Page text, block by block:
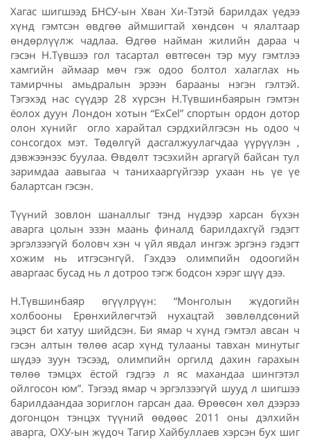
Хагас шигшээд БНСУ-ын Хван Хи-Тэтэй барилдах үедээ
хүнд гэмтсэн өвдгөө аймшигтай хөндсөн ч ялалтаар
өндөрлүүлж чадлаа. Өдгөө найман жилийн дараа ч
гэсэн Н.Түвшээ гол тасартал өвтгөсөн тэр муу гэмтлээ
хамгийн аймаар мөч гэж одоо болтол халаглах нь
тамирчны амьдралын эрээн барааны нэгэн гэлтэй.
Тэгэхэд нас сүүдэр 28 хүрсэн Н.Түвшинбаярын гэмтэн
ёолох дуун Лондон хотын “ExCel” спортын ордон дотор
олон хүнийг огло харайтал сэрдхийлгэсэн нь одоо ч
сонсогдох мэт. Төдөлгүй дасгалжуулагчдаа үүрүүлэн ,
дэвжээнээс буулаа. Өвдөлт тэсэхийн аргагүй байсан тул
заримдаа аавыгаа ч танихааргүйгээр ухаан нь үе үе
балартсан гэсэн.
Түүний зовлон шаналлыг тэнд нүдээр харсан бүхэн
аварга цолын эзэн маань финалд барилдахгүй гэдэгт
эргэлзээгүй боловч хэн ч үйл явдал ингэж эргэнэ гэдэгт
хожим нь итгэсэнгүй. Гэхдээ олимпийн одоогийн
аваргаас бусад нь л дотроо тэгж бодсон хэрэг шүү дээ.
Н.Түвшинбаяр өгүүлрүүн: “Монголын жүдогийн
холбооны Ерөнхийлөгчтэй нухацтай зөвлөлдсөний
эцэст би хатуу шийдсэн. Би ямар ч хүнд гэмтэл авсан ч
гэсэн алтын төлөө асар хүнд тулааны тавхан минутыг
шүдээ зуун тэсээд, олимпийн оргилд дахин гарахын
төлөө тэмцэх ёстой гэдгээ л яс махандаа шингэтэл
ойлгосон юм”. Тэгээд ямар ч эргэлзээгүй шууд л шигшээ
барилдаандаа зориглон гарсан даа. Өрөөсөн хөл дээрээ
догонцон тэнцэх түүний өөдөөс 2011 оны дэлхийн
аварга, ОХУ-ын жүдоч Тагир Хайбуллаев хэрсэн бух шиг